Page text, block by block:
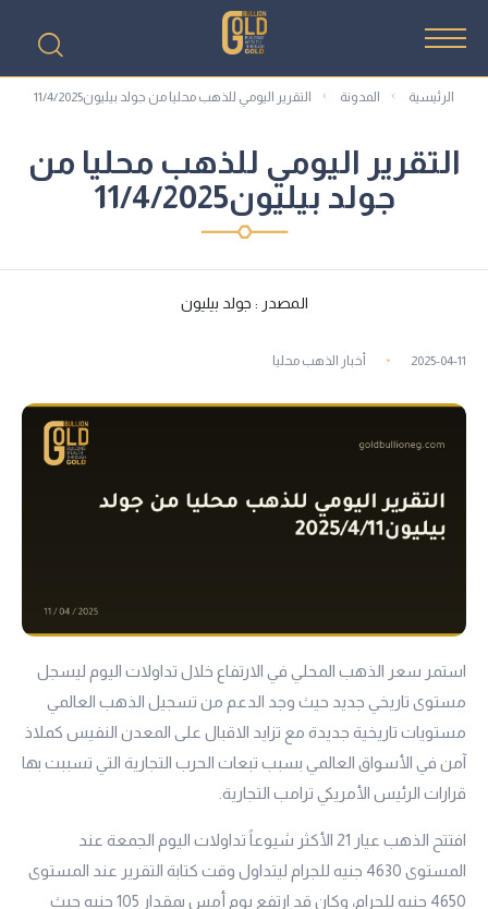
الرئيسية المدونة التقرير اليومي للذهب محليا من جولد بيليون11/4/2025
التقرير اليومي للذهب محليا من
جولد بيليون11/4/2025
المصدر : جولد بيليون
2025-04-11 أخبار الذهب محليا
استمر سعر الذهب المحلي في الارتفاع خلال تداولات اليوم ليسجل
مستوى تاريخي جديد حيث وجد الدعم من تسجيل الذهب العالمي
مستويات تاريخية جديدة مع تزايد الاقبال على المعدن النفيس كملاذ
آمن في الأسواق العالمي بسبب تبعات الحرب التجارية التي تسببت بها
قرارات الرئيس الأمريكي ترامب التجارية.
افتتح الذهب عيار 21
الأكثر شيوعاً تداولات اليوم الجمعة عند
المستوى 4630 جنيه للجرام ليتداول وقت كتابة التقرير عند المستوى
4650 جنيه للجرام، وكان قد ارتفع يوم أمس بمقدار 105 جنيه حيث